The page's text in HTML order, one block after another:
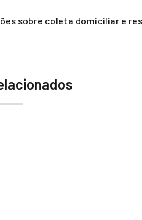
sobre coleta domiciliar e